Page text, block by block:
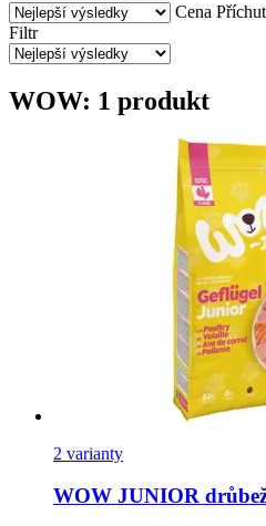
Cena
Filtr
WOW: 1 produkt
2 varianty
WOW JUNIOR